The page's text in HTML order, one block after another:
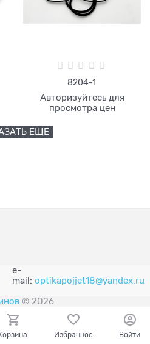
8204-1
Авторизуйтесь для
просмотра цен
ЕЩЕ
e-
mail: optikapojjet18@yandex.ru
© 2026
Избранное Войти